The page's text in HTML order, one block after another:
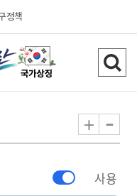
정책
권도시 군검
+ -
사용